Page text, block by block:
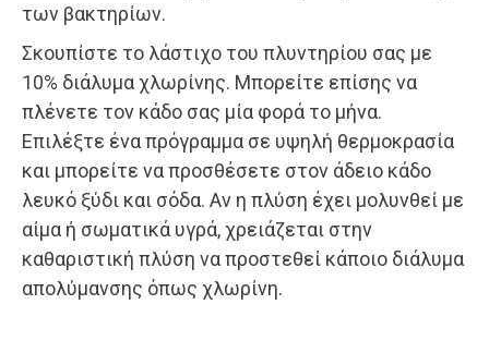
των βακτηρίων.
Σκουπίστε το λάστιχο του πλυντηρίου σας με
10% διάλυμα χλωρίνης. Μπορείτε επίσης να
πλένετε τον κάδο σας μία φορά το μήνα.
Επιλέξτε ένα πρόγραμμα σε υψηλή θερμοκρασία
και μπορείτε να προσθέσετε στον άδειο κάδο
λευκό ξύδι και σόδα. Αν η πλύση έχει μολυνθεί με
αίμα ή σωματικά υγρά, χρειάζεται στην
καθαριστική πλύση να προστεθεί κάποιο διάλυμα
απολύμανσης όπως χλωρίνη.